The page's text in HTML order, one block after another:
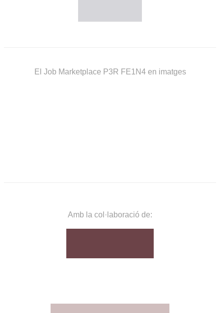
El Job Marketplace P3R FE1N4 en imatges
Amb la col·laboració de: